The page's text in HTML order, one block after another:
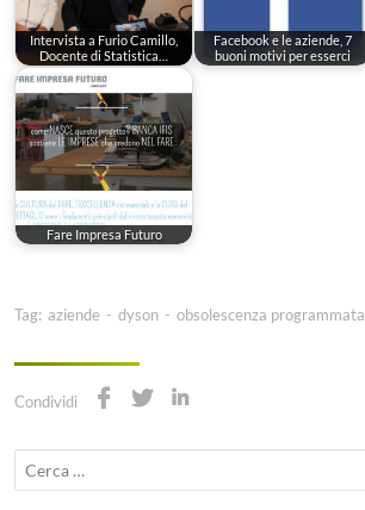
Intervista a Furio Camillo,
Docente di Statistica…
Facebook e le aziende, 7
buoni motivi per esserci
Fare Impresa Futuro
Tag: aziende - dyson - obsolescenza programmata
Condividi